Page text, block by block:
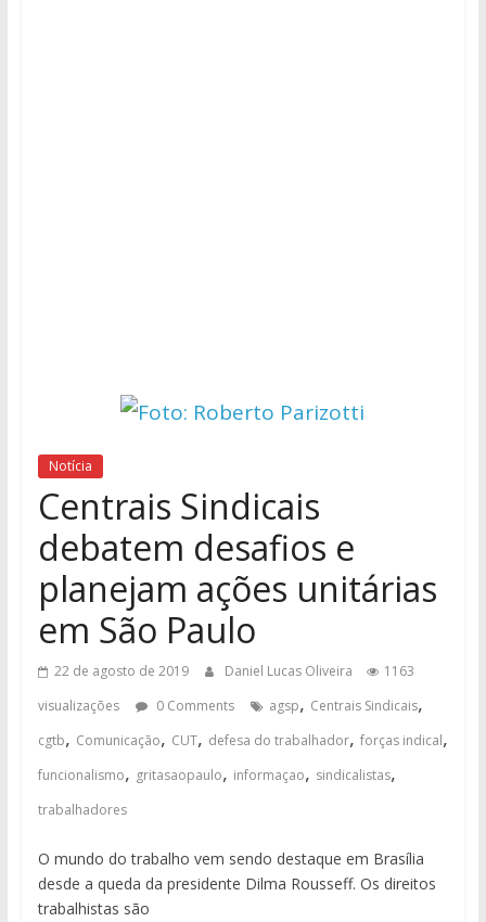
Notícia
Centrais Sindicais
debatem desafios e
planejam ações unitárias
em São Paulo
22 de agosto de 2019 Daniel Lucas Oliveira
1163
visualizações
0 Comments agsp, Centrais Sindicais,
cgtb, Comunicação, CUT, defesa do trabalhador, forças indical,
funcionalismo, gritasaopaulo, informaçao, sindicalistas,
trabalhadores
O mundo do trabalho vem sendo destaque em Brasília
desde a queda da presidente Dilma Rousseff. Os direitos
trabalhistas são